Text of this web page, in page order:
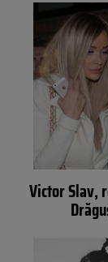
Victor Slav,